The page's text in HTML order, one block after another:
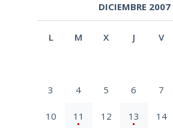
DICIEMBRE 2007
L M X J V
3 4 5 6 7
10 11 12 13 14